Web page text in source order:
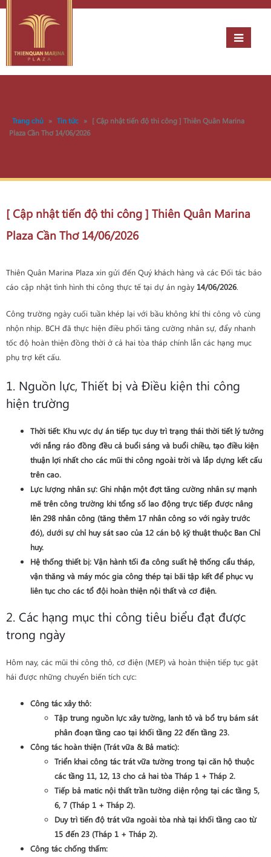
Trang chủ » Tin tức » [ Cập nhật tiến độ thi công ] Thiên Quân Marina
Plaza Cần Thơ 14/06/2026
[ Cập nhật tiến độ thi công ] Thiên Quân Marina
Plaza Cần Thơ 14/06/2026
Thiên Quân Marina Plaza xin gửi đến Quý khách hàng và các Đối tác báo
cáo cập nhật tình hình thi công thực tế tại dự án ngày 14/06/2026.
Công trường ngày cuối tuần khép lại với bầu không khí thi công vô cùng
nhộn nhịp. BCH đã thực hiện điều phối tăng cường nhân sự, đẩy nhanh
tốc độ hoàn thiện đồng thời ở cả hai tòa tháp chính lẫn các hạng mục
phụ trợ kết cấu.
1. Nguồn lực, Thiết bị và Điều kiện thi công
hiện trường
Thời tiết: Khu vực dự án tiếp tục duy trì trạng thái thời tiết lý tưởng
với nắng ráo đồng đều cả buổi sáng và buổi chiều, tạo điều kiện
thuận lợi nhất cho các mũi thi công ngoài trời và lắp dựng kết cấu
trên cao.
Lực lượng nhân sự: Ghi nhận một đợt tăng cường nhân sự mạnh
mẽ trên công trường khi tổng số lao động trực tiếp được nâng
lên 298 nhân công (tăng thêm 17 nhân công so với ngày trước
đó), dưới sự chỉ huy sát sao của 12 cán bộ kỹ thuật thuộc Ban Chỉ
huy.
Hệ thống thiết bị: Vận hành tối đa công suất hệ thống cẩu tháp,
vận thăng và máy móc gia công thép tại bãi tập kết để phục vụ
liên tục cho các tổ đội hoàn thiện nội thất và cơ điện.
2. Các hạng mục thi công tiêu biểu đạt được
trong ngày
Hôm nay, các mũi thi công thô, cơ điện (MEP) và hoàn thiện tiếp tục gặt
hái được những chuyển biến tích cực:
Công tác xây thô:
Tập trung nguồn lực xây tường, lanh tô và bổ trụ bám sát
phân đoạn tầng cao tại khối tầng 22 đến tầng 23.
Công tác hoàn thiện (Trát vữa & Bả matic):
Triển khai công tác trát vữa tường trong tại căn hộ thuộc
các tầng 11, 12, 13 cho cả hai tòa Tháp 1 + Tháp 2.
Tiếp bả matic nội thất trần tường diện rộng tại các tầng 5,
6, 7 (Tháp 1 + Tháp 2).
Duy trì tiến độ trát vữa ngoài tòa nhà tại khối tầng cao từ
15 đến 23 (Tháp 1 + Tháp 2).
Công tác chống thấm: